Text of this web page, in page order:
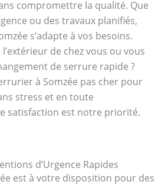
compromettre la qualité. Que
ou des travaux planifiés,
s’adapte à vos besoins.
de chez vous ou vous
de serrure rapide ?
à Somzée pas cher pour
stress et en toute
satisfaction est notre priorité.
d’Urgence Rapides
est à votre disposition pour des